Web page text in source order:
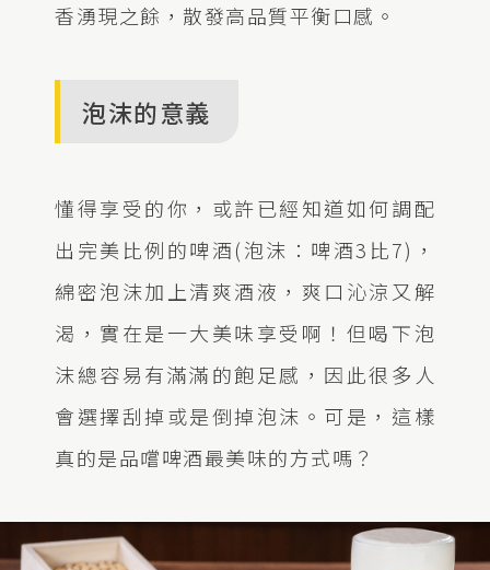
香湧現之餘，散發高品質平衡口感。
泡沫的意義
懂得享受的你，或許已經知道如何調配
出完美比例的啤酒(泡沫：啤酒3比7)，
綿密泡沫加上清爽酒液，爽口沁涼又解
渴，實在是一大美味享受啊！但喝下泡
沫總容易有滿滿的飽足感，因此很多人
會選擇刮掉或是倒掉泡沫。可是，這樣
真的是品嚐啤酒最美味的方式嗎？